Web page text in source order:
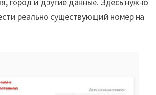
реально существующий номер на